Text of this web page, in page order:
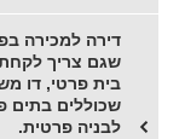
דירה למכירה
שגם צריך לקחת
בית פרטי, דו
שכוללים בתים
לבניה פרטית.